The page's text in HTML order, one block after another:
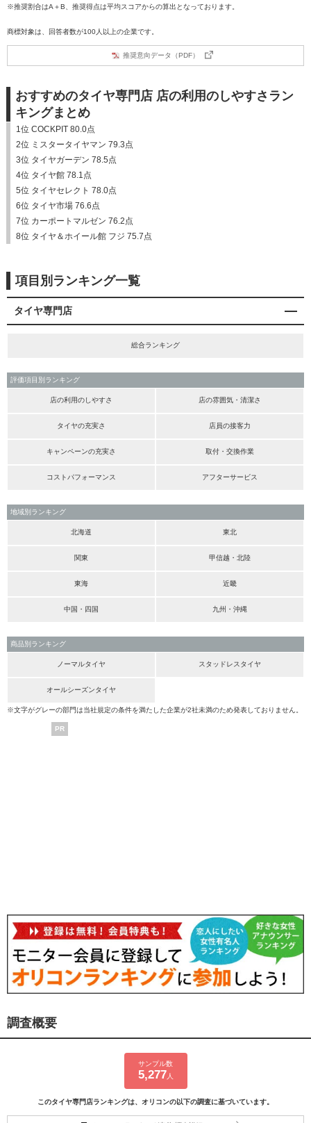
※推奨割合はA＋B、推奨得点は平均スコアからの算出となっております。
商標対象は、回答者数が100人以上の企業です。
推奨意向データ（PDF）
おすすめのタイヤ専門店 店の利用のしやすさラン
キングまとめ
1位 COCKPIT 80.0点
2位 ミスタータイヤマン 79.3点
3位 タイヤガーデン 78.5点
4位 タイヤ館 78.1点
5位 タイヤセレクト 78.0点
6位 タイヤ市場 76.6点
7位 カーポートマルゼン 76.2点
8位 タイヤ＆ホイール館 フジ 75.7点
項目別ランキング一覧
タイヤ専門店
総合ランキング
評価項目別ランキング
店の利用のしやすさ 店の雰囲気・清潔さ
タイヤの充実さ 店員の接客力
キャンペーンの充実さ 取付・交換作業
コストパフォーマンス アフターサービス
地域別ランキング
北海道 東北
関東 甲信越・北陸
東海 近畿
中国・四国 九州・沖縄
商品別ランキング
ノーマルタイヤ スタッドレスタイヤ
オールシーズンタイヤ
※文字がグレーの部門は当社規定の条件を満たした企業が2社未満のため発表しておりません。
PR
調査概要
サンプル数
5,277 人
このタイヤ専門店ランキングは、オリコンの以下の調査に基づいています。